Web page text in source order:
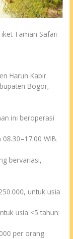
Taman Safari
Harun Kabir
Bogor,
ini beroperasi
WIB.
bervariasi,
untuk usia
usia <5 tahun:
per orang.